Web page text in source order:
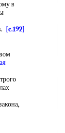
в
[c.192]